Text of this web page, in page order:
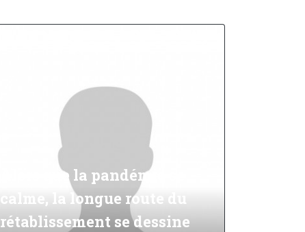
Alors que la pandémie se
calme, la longue route du
rétablissement se dessine